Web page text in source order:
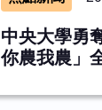
中央大學勇
你農我農」